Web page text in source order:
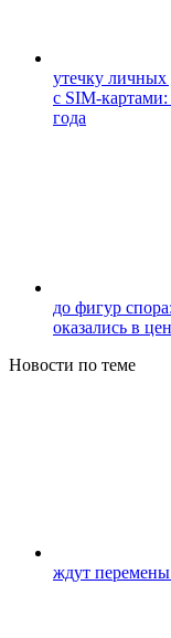
утечку
с SIM-картами:
года
до фигур
оказались в
Новости по теме
ждут перемены